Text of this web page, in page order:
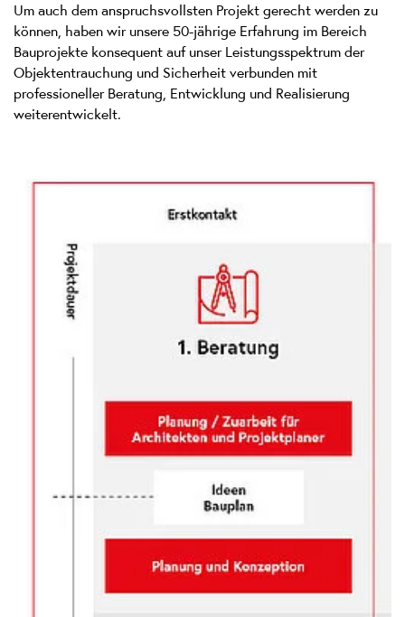
Um auch dem anspruchsvollsten Projekt gerecht werden zu
können, haben wir unsere 50-jährige Erfahrung im Bereich
Bauprojekte konsequent auf unser Leistungsspektrum der
Objektentrauchung und Sicherheit verbunden mit
professioneller Beratung, Entwicklung und Realisierung
weiterentwickelt.